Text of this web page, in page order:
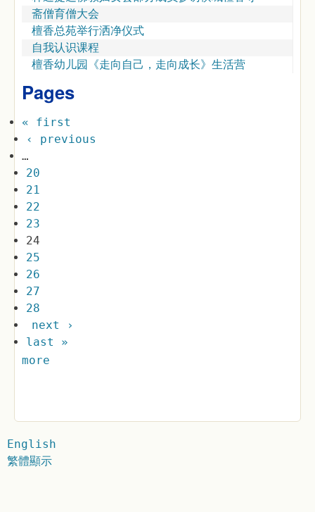
斋僧育僧大会
檀香总苑举行洒净仪式
自我认识课程
檀香幼儿园《走向自己，走向成长》生活营
Pages
« first
‹ previous
…
20
21
22
23
24
25
26
27
28
next ›
last »
more
English
繁體顯示